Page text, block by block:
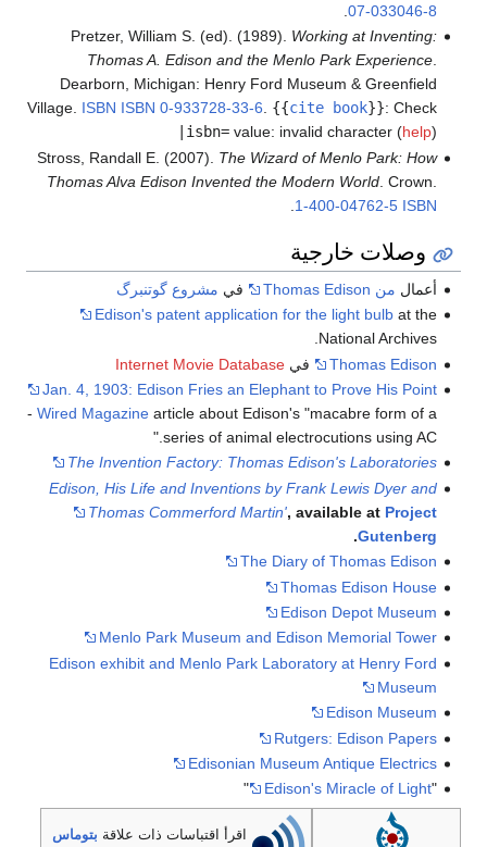
07-033046-8
Pretzer, William S. (ed). (1989). Working at Inventing:
Thomas A. Edison and the Menlo Park Experience.
Dearborn, Michigan: Henry Ford Museum & Greenfield
Village. ISBN ISBN 0-933728-33-6 {{cite book}}: Check
|isbn=value: invalid character (help)
Stross, Randall E. (2007). The Wizard of Menlo Park: How
Thomas Alva Edison Invented the Modern World. Crown.
ISBN
1-400-04762-5
وصلات خارجية
أعمال من Thomas Edison في مشروع گوتنبرگ
Edison's patent application for the light bulbat the
National Archives.
Thomas Edison
فيInternet Movie Database
Jan. 4, 1903: Edison Fries an Elephant to Prove His Point
- Wired Magazinearticle about Edison's "macabre form of a
series of animal electrocutions using AC."
The Invention Factory: Thomas Edison's Laboratories
Edison, His Life and Inventions by Frank Lewis Dyer and
Thomas Commerford Martin', available at Project
Gutenberg
.
The Diary of Thomas Edison
Thomas Edison House
Edison Depot Museum
Menlo Park Museum and Edison Memorial Tower
Edison exhibit and Menlo Park Laboratory at Henry Ford
Museum
Edison Museum
Rutgers: Edison Papers
Edisonian Museum Antique Electrics
"
Edison's Miracle of Light
"
اقرأ اقتباسات ذات علاقة بتوماس